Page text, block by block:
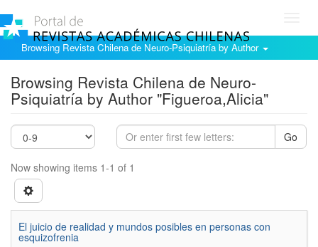
Browsing Revista Chilena de Neuro-Psiquiatría by Author
Browsing Revista Chilena de Neuro-
Psiquiatría by Author "Figueroa,Alicia"
Go
Now showing items 1-1 of 1
El juicio de realidad y mundos posibles en personas con
esquizofrenia